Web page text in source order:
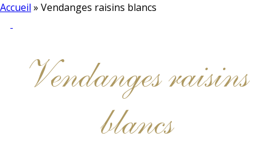
Accueil » Vendanges raisins blancs
Vendanges raisins
blancs